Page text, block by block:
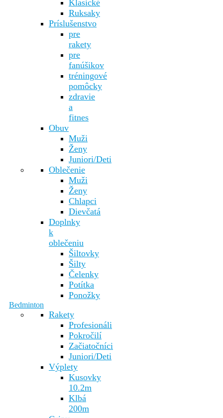
Klasické
Ruksaky
Príslušenstvo
pre
rakety
pre
fanúšikov
tréningové
pomôcky
zdravie
a
fitnes
Obuv
Muži
Ženy
Juniori/Deti
Oblečenie
Muži
Ženy
Chlapci
Dievčatá
Doplnky
k
oblečeniu
Šiltovky
Šilty
Čelenky
Potítka
Ponožky
Bedminton
Rakety
Profesionáli
Pokročilí
Začiatočníci
Juniori/Deti
Výplety
Kusovky
10.2m
Klbá
200m